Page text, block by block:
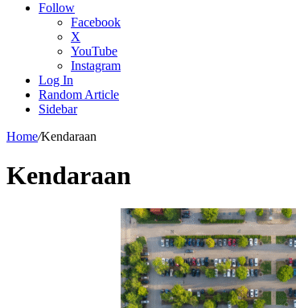
Follow
Facebook
X
YouTube
Instagram
Log In
Random Article
Sidebar
Home/Kendaraan
Kendaraan